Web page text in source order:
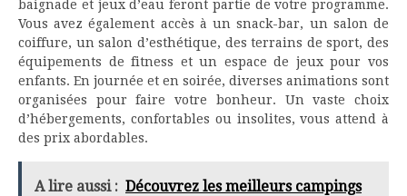
baignade et jeux d’eau feront partie de votre programme.
Vous avez également accès à un snack-bar, un salon de
coiffure, un salon d’esthétique, des terrains de sport, des
équipements de fitness et un espace de jeux pour vos
enfants. En journée et en soirée, diverses animations sont
organisées pour faire votre bonheur. Un vaste choix
d’hébergements, confortables ou insolites, vous attend à
des prix abordables.
A lire aussi : Découvrez les meilleurs campings